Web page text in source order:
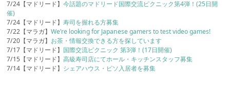
7/24【マドリード】今話題のマドリード国際交流ピクニック第4弾！(25日開
催)
7/24【マドリード】寿司を握れる方募集
7/22【マラガ】We’re looking for Japanese gamers to test video games!
7/20【マラガ】 お茶・情報交換できる方を探しています
7/17【マドリード】 国際交流ピクニック 第3弾！(17日開催)
7/15【マドリード】高級寿司店にてホール・キッチンスタッフ募集
7/14【マドリード】 シェアハウス・ピソ入居者を募集